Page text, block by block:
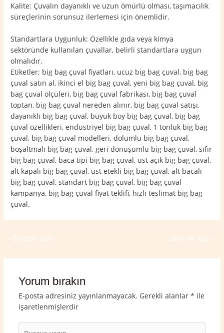
Kalite: Çuvalın dayanıklı ve uzun ömürlü olması, taşımacılık
süreçlerinin sorunsuz ilerlemesi için önemlidir.
Standartlara Uygunluk: Özellikle gıda veya kimya
sektöründe kullanılan çuvallar, belirli standartlara uygun
olmalıdır.
Etiketler; big bag çuval fiyatları, ucuz big bag çuval, big bag
çuval satın al, ikinci el big bag çuval, yeni big bag çuval, big
bag çuval ölçüleri, big bag çuval fabrikası, big bag çuval
toptan, big bag çuval nereden alınır, big bag çuval satışı,
dayanıklı big bag çuval, büyük boy big bag çuval, big bag
çuval özellikleri, endüstriyel big bag çuval, 1 tonluk big bag
çuval, big bag çuval modelleri, dolumlu big bag çuval,
boşaltmalı big bag çuval, geri dönüşümlü big bag çuval, sıfır
big bag çuval, baca tipi big bag çuval, üst açık big bag çuval,
alt kapalı big bag çuval, üst etekli big bag çuval, alt bacalı
big bag çuval, standart big bag çuval, big bag çuval
kampanya, big bag çuval fiyat teklifi, hızlı teslimat big bag
çuval.
← Önceki Yazı Sonraki Yazı →
Yorum bırakın
E-posta adresiniz yayınlanmayacak. Gerekli alanlar * ile
işaretlenmişlerdir